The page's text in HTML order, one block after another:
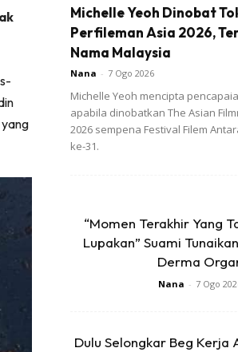
Michelle Yeoh Dinobat
Perfileman Asia 2026,
Nama Malaysia
Nana - 7 Ogo 2026
Michelle Yeoh mencipta
apabila dinobatkan The Asian
2026 sempena Festival Filem
ke-31.
“Momen Terakhir Yang
Lupakan” Suami
Derma
Nana - 7 Ogo
Dulu Selongkar Beg Kerja